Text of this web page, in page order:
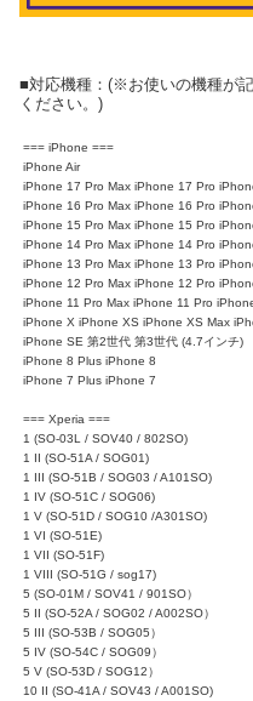
■対応機種：(※お使いの機種が
ください。)
=== iPhone ===
iPhone Air
iPhone 17 Pro Max iPhone 17 Pro
iPhone 16 Pro Max iPhone 16 Pro
iPhone 15 Pro Max iPhone 15 Pro
iPhone 14 Pro Max iPhone 14 Pro
iPhone 13 Pro Max iPhone 13 Pro
iPhone 12 Pro Max iPhone 12 Pro
iPhone 11 Pro Max iPhone 11 Pro
iPhone X iPhone XS iPhone XS Max
iPhone SE 第2世代 第3世代 (4.7インチ)
iPhone 8 Plus iPhone 8
iPhone 7 Plus iPhone 7
=== Xperia ===
1 (SO-03L / SOV40 / 802SO)
1 II (SO-51A / SOG01)
1 III (SO-51B / SOG03 / A101SO)
1 IV (SO-51C / SOG06)
1 V (SO-51D / SOG10 /A301SO)
1 VI (SO-51E)
1 VII (SO-51F)
1 VIII (SO-51G / sog17)
5 (SO-01M / SOV41 / 901SO）
5 II (SO-52A / SOG02 / A002SO）
5 III (SO-53B / SOG05）
5 IV (SO-54C / SOG09）
5 V (SO-53D / SOG12）
10 II (SO-41A / SOV43 / A001SO)